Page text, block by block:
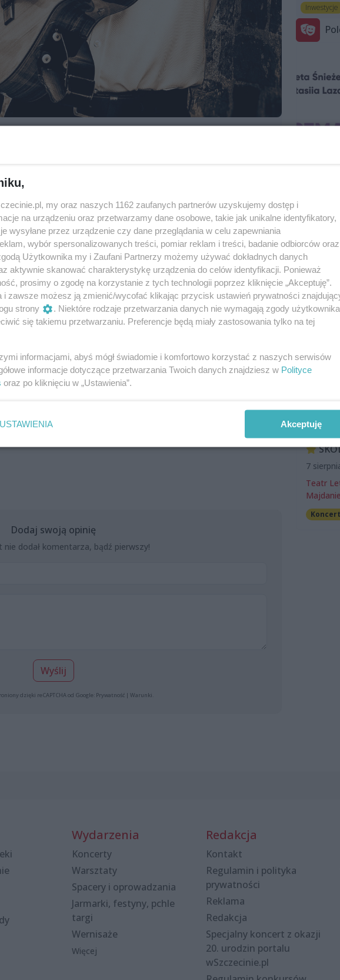
na żywo, w ramach których można
przez szczecińskich artystów.
oraz Marian Mazurek. W gitarowo-wokalnych aranżacjach
hiszpańska i meksykańska oraz przeboje takich
czy Gipsy Kings. Nie zabraknie muzycznych niespodzianek.
hiszpańska i pop w niecodziennym wydaniu.
Dodaj swoją opinię
nie dodał komentarza, bądź pierwszy!
Wyślij
dzięki reCAPTCHA od Google: Prywatność| Warunki
Inwestycje
wernisaż
7
Miejska
filia nr
7
Teatr
Wydarzenia
Koncerty
Warsztaty
Spacery i oprowadzania
Jarmarki, festyny, pchle
targi
Wernisaże
Więcej
Redakcja
Kontakt
Regulamin i polityka
prywatności
Reklama
Redakcja
Specjalny koncert z okazji
20. urodzin portalu
wSzczecinie.pl
my oraz naszych 1162 zaufanych partnerów uzyskujemy dostęp i
na urządzeniu oraz przetwarzamy dane osobowe, takie jak unikalne identyfikatory,
wysyłane przez urządzenie czy dane przeglądania w celu zapewniania
wybór spersonalizowanych treści, pomiar reklam i treści, badanie odbiorców oraz
Użytkownika my i Zaufani Partnerzy możemy używać dokładnych danych
aktywnie skanować charakterystykę urządzenia do celów identyfikacji. Ponieważ
prosimy o zgodę na korzystanie z tych technologii poprzez kliknięcie „Akceptuję”.
i zawsze możesz ją zmienić/wycofać klikając przycisk ustawień prywatności
strony
. Niektóre rodzaje przetwarzania danych nie wymagają zgody użytkownika,
się takiemu przetwarzaniu. Preferencje będą miały zastosowania tylko na tej
informacjami, abyś mógł świadomie i komfortowo korzystać z naszych serwisów
informacje dotyczące przetwarzania Twoich danych znajdziesz w Polityce
oraz po kliknięciu w „Ustawienia”.
USTAWIENIA Akceptuję